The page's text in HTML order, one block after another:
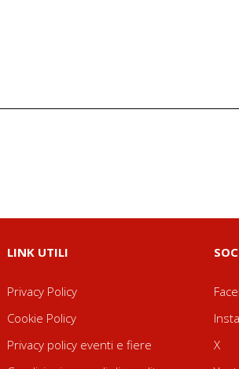
LINK UTILI
Privacy Policy
Cookie Policy
Privacy policy eventi e fiere
X